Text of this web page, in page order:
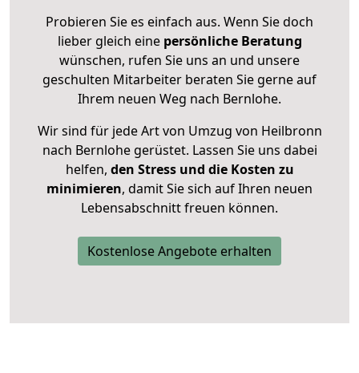
Probieren Sie es einfach aus. Wenn Sie doch
lieber gleich eine persönliche Beratung
wünschen, rufen Sie uns an und unsere
geschulten Mitarbeiter beraten Sie gerne auf
Ihrem neuen Weg nach Bernlohe.
Wir sind für jede Art von Umzug von Heilbronn
nach Bernlohe gerüstet. Lassen Sie uns dabei
helfen, den Stress und die Kosten zu
minimieren, damit Sie sich auf Ihren neuen
Lebensabschnitt freuen können.
Kostenlose Angebote erhalten